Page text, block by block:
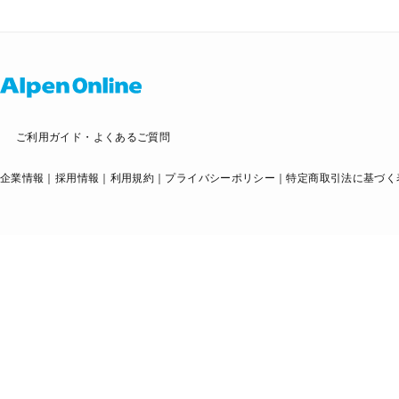
ご利用ガイド・よくあるご質問
企業情報 採用情報 利用規約 プライバシーポリシー 特定商取引法に基づく